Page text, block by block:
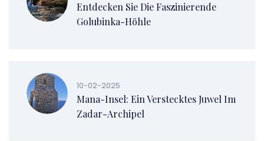
Entdecken Sie Die Faszinierende
Golubinka-Höhle
10-02-2025
Mana-Insel: Ein Verstecktes Juwel Im
Zadar-Archipel